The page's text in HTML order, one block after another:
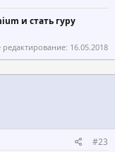
и стать гуру
редактирование: 16.05.2018
#23